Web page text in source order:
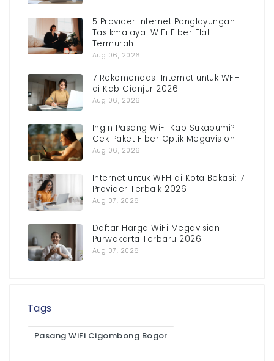
5 Provider Internet Panglayungan
Tasikmalaya: WiFi Fiber Flat
Termurah!
Aug 06, 2026
7 Rekomendasi Internet untuk WFH
di Kab Cianjur 2026
Aug 06, 2026
Ingin Pasang WiFi Kab Sukabumi?
Cek Paket Fiber Optik Megavision
Aug 06, 2026
Internet untuk WFH di Kota Bekasi: 7
Provider Terbaik 2026
Aug 07, 2026
Daftar Harga WiFi Megavision
Purwakarta Terbaru 2026
Aug 07, 2026
Tags
Pasang WiFi Cigombong Bogor